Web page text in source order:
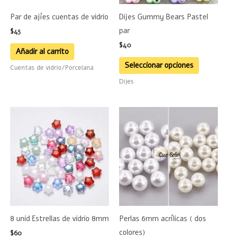
Par de ajíes cuentas de vidrio
$45
Añadir al carrito
Cuentas de vidrio/Porcelana
Dijes Gummy Bears Pastel
par
$40
Seleccionar opciones
pueden
página
Dijes
8 unid Estrellas de vidrio 8mm
$60
Perlas 6mm acrílicas ( dos
colores)
producto
tiene
Las
opciones
pueden